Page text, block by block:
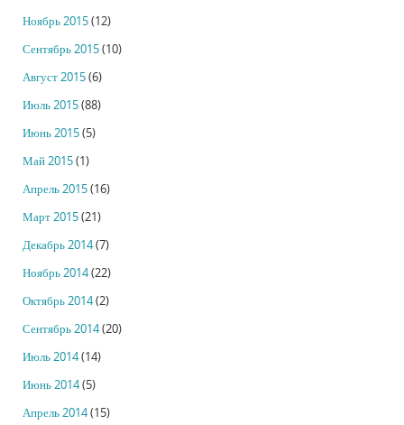
Ноябрь 2015(12)
Сентябрь 2015(10)
Август 2015(6)
Июль 2015(88)
Июнь 2015(5)
Май 2015(1)
Апрель 2015(16)
Март 2015(21)
Декабрь 2014(7)
Ноябрь 2014(22)
Октябрь 2014(2)
Сентябрь 2014(20)
Июль 2014(14)
Июнь 2014(5)
Апрель 2014(15)